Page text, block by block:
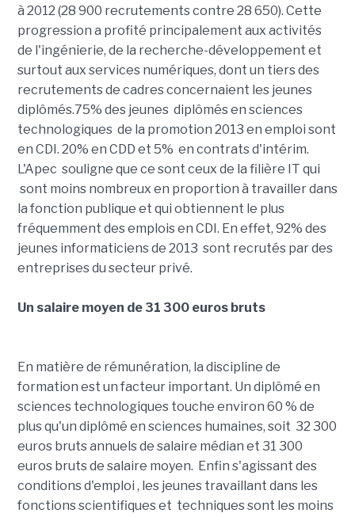
à 2012 (28 900 recrutements contre 28 650). Cette
progression a profité principalement aux activités
de l'ingénierie, de la recherche-développement et
surtout aux services numériques, dont un tiers des
recrutements de cadres concernaient les jeunes
diplômés.75% des jeunes diplômés en sciences
technologiques de la promotion 2013 en emploi sont
en CDI. 20% en CDD et 5% en contrats d'intérim.
L'Apec souligne que ce sont ceux de la filière IT qui
sont moins nombreux en proportion à travailler dans
la fonction publique et qui obtiennent le plus
fréquemment des emplois en CDI. En effet, 92% des
jeunes informaticiens de 2013 sont recrutés par des
entreprises du secteur privé.
Un salaire moyen de 31 300 euros bruts
En matière de rémunération, la discipline de
formation est un facteur important. Un diplômé en
sciences technologiques touche environ 60 % de
plus qu'un diplômé en sciences humaines, soit 32 300
euros bruts annuels de salaire médian et 31 300
euros bruts de salaire moyen. Enfin s'agissant des
conditions d'emploi , les jeunes travaillant dans les
fonctions scientifiques et techniques sont les moins